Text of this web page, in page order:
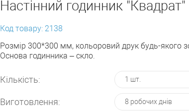
Настінний годинник "Квадрат"
Код товару: 2138
Розмір 300*300 мм, кольоровий друк будь-якого
Основа годинника – скло.
Кількість:
Виготовлення: